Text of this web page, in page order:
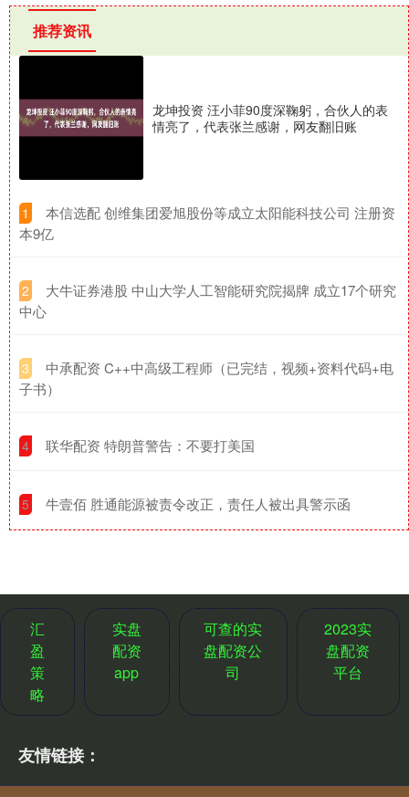
推荐资讯
龙坤投资 汪小菲90度深鞠躬，合伙人的表
情亮了，代表张兰感谢，网友翻旧账
1
​本信选配 创维集团爱旭股份等成立太阳能科技公司 注册资
本9亿
2
​大牛证券港股 中山大学人工智能研究院揭牌 成立17个研究
中心
3
​中承配资 C++中高级工程师（已完结，视频+资料代码+电
子书）
4 ​联华配资 特朗普警告：不要打美国
5 ​牛壹佰 胜通能源被责令改正，责任人被出具警示函
汇
盈
策
略
实盘
配资
app
可查的实
盘配资公
司
2023实
盘配资
平台
友情链接：